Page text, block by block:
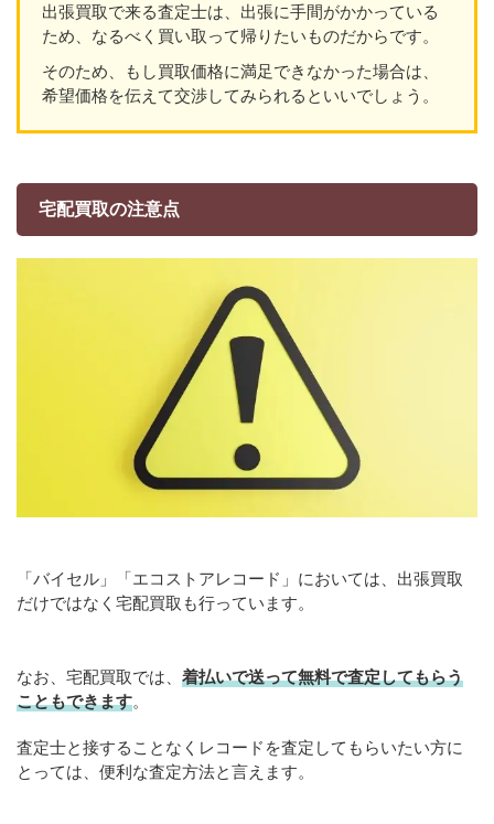
出張買取で来る査定士は、出張に手間がかかっている
ため、なるべく買い取って帰りたいものだからです。
そのため、もし買取価格に満足できなかった場合は、
希望価格を伝えて交渉してみられるといいでしょう。
宅配買取の注意点
「バイセル」「エコストアレコード」においては、出張買取
だけではなく宅配買取も行っています。
なお、宅配買取では、 着払いで送って無料で査定してもらう
こともできます。
査定士と接することなくレコードを査定してもらいたい方に
とっては、便利な査定方法と言えます。